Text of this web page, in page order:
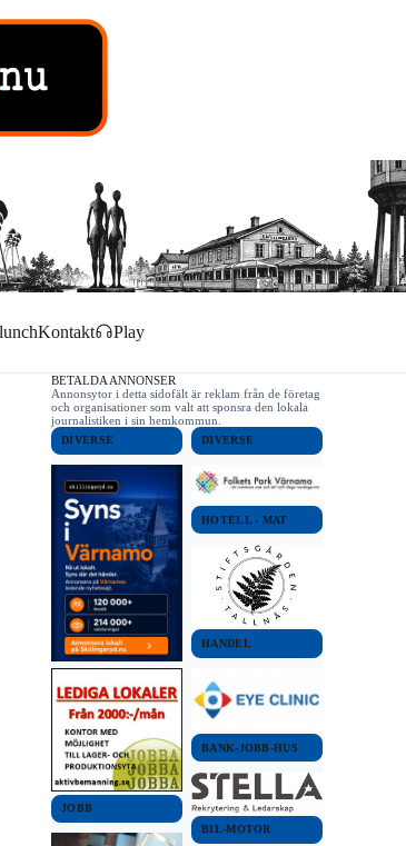
Kontakt Play
BETALDA ANNONSER
Annonsytor i detta sidofält är reklam från de företag
och organisationer som valt att sponsra den lokala
journalistiken i sin hemkommun.
DIVERSE
JOBB
DIVERSE
HOTELL - MAT
HANDEL
BANK-JOBB-HUS
BIL-MOTOR